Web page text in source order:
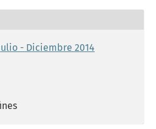
- Diciembre 2014